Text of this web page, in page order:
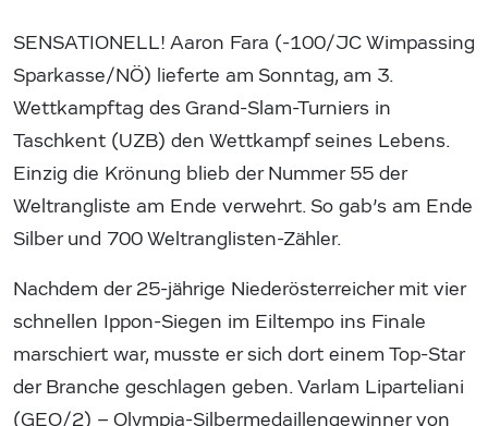
SENSATIONELL! Aaron Fara (-100/JC Wimpassing
Sparkasse/NÖ) lieferte am Sonntag, am 3.
Wettkampftag des Grand-Slam-Turniers in
Taschkent (UZB) den Wettkampf seines Lebens.
Einzig die Krönung blieb der Nummer 55 der
Weltrangliste am Ende verwehrt. So gab’s am Ende
Silber und 700 Weltranglisten-Zähler.
Nachdem der 25-jährige Niederösterreicher mit vier
schnellen Ippon-Siegen im Eiltempo ins Finale
marschiert war, musste er sich dort einem Top-Star
der Branche geschlagen geben. Varlam Liparteliani
(GEO/2) – Olympia-Silbermedaillengewinner von